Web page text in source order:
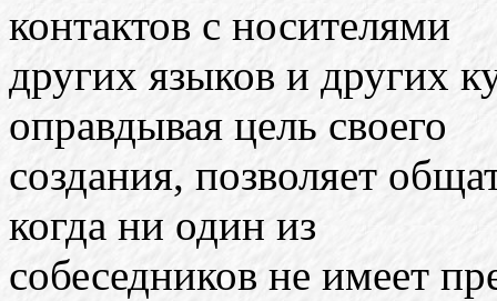
контактов с носителями
других языков и других
оправдывая цель своего
создания, позволяет
когда ни один из
собеседников не имеет